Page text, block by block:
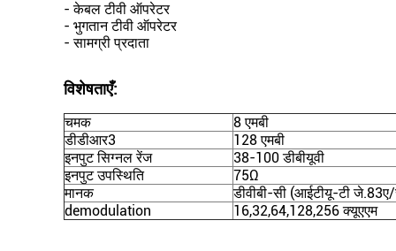
- केबल टीवी ऑपरेटर
- भुगतान टीवी ऑपरेटर
- सामग्री प्रदाता
विशेषताएँ:
चमक
8 एमबी
डीडीआर3
128 एमबी
इनपुट सिग्नल रेंज
38-100 डीबीयूवी
इनपुट उपस्थिति
75Ω
मानक
डीवीबी-सी (आईटीयू-टी
demodulation
16,32,64,128,256 क्यूएएम